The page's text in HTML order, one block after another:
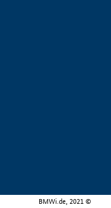
BMWi.de, 2021 ©